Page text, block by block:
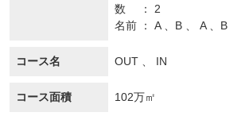
数
2
名前
A 、B 、 A 、B
コース名 OUT 、 IN
コース面積 102万㎡